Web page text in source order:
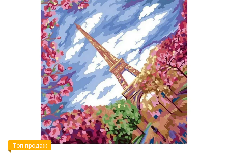
Топ продаж